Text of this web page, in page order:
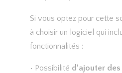
Si vous optez pour cette
à choisir un logiciel qui
fonctionnalités :
• Possibilité d’ajouter